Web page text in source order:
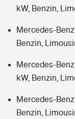
kW, Benzin,
Mercedes-
Benzin,
Mercedes-
kW, Benzin,
Mercedes-Benz
Benzin,